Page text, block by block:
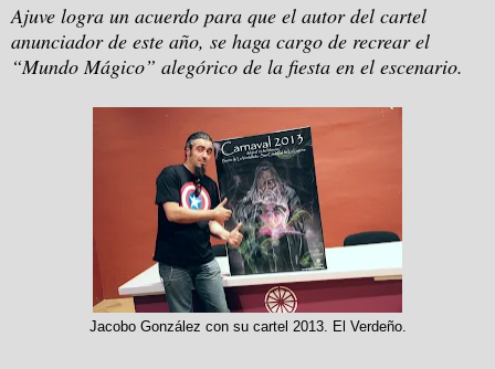
Ajuve logra un acuerdo para que el autor del cartel
anunciador de este año, se haga cargo de recrear el
“Mundo Mágico” alegórico de la fiesta en el escenario.
Jacobo González con su cartel 2013. El Verdeño.